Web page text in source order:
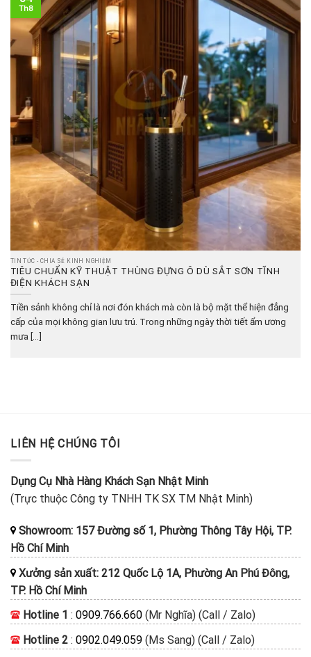
TIN TỨC - CHIA SẺ KINH NGHIỆM
TIÊU CHUẨN KỸ THUẬT THÙNG ĐỰNG Ô DÙ SẮT SƠN TĨNH
ĐIỆN KHÁCH SẠN
Tiền sảnh không chỉ là nơi đón khách mà còn là bộ mặt thể hiện đẳng
cấp của mọi không gian lưu trú. Trong những ngày thời tiết ẩm ương
mưa [...]
Th8
LIÊN HỆ CHÚNG TÔI
Dụng Cụ Nhà Hàng Khách Sạn Nhật Minh
(Trực thuộc Công ty TNHH TK SX TM Nhật Minh)
Showroom: 157 Đường số 1, Phường Thông Tây Hội, TP.
Hồ Chí Minh
Xưởng sản xuất: 212 Quốc Lộ 1A, Phường An Phú Đông,
TP. Hồ Chí Minh
Hotline 1 : 0909.766.660 (Mr Nghĩa) (Call / Zalo)
Hotline 2 : 0902.049.059 (Ms Sang) (Call / Zalo)